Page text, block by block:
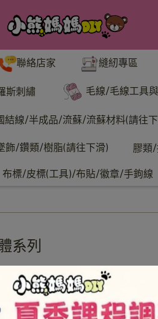
聯絡店家 縫紉專區
斯刺繡 毛線/毛線工具
結線/半成品/流蘇/流蘇材料(請往
飾/鑽類/樹脂(請往下滑) 膠類/
布標/皮標(工具)/布貼/徽章/手鉤線
系列
系列-初級